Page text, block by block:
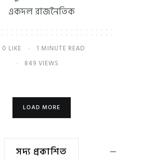
একদল রাজনৈতিক
0 LIKE
1 MINUTE READ
849 VIEWS
LOAD MORE
সদ্য প্রকাশিত